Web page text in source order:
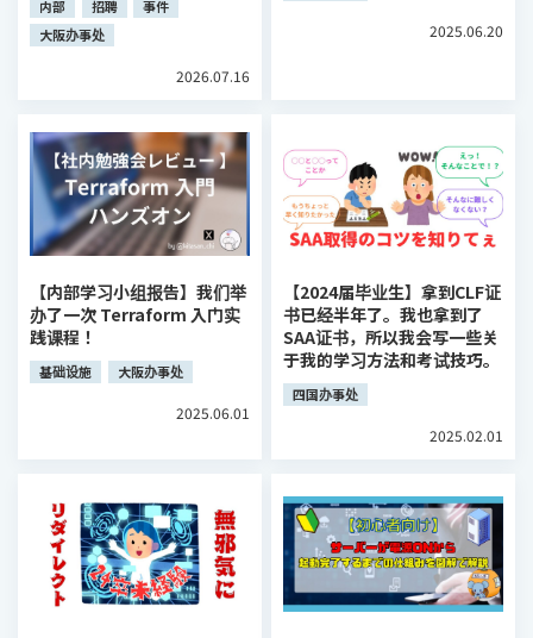
内部 招聘
事件
大阪办事处
2026.07.16
2025.06.20
【内部学习小组报告】我们举
办了一次 Terraform 入门实
践课程！
基础设施 大阪办事处
2025.06.01
【2024届毕业生】拿到CLF证
书已经半年了。我也拿到了
SAA​​证书，所以我会写一些关
于我的学习方法和考试技巧。
四国办事处
2025.02.01